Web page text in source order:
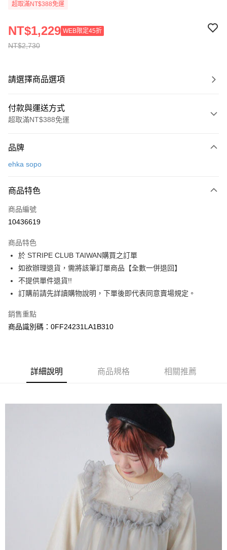
超取滿NT$388免運
NT$2,730
NT$1,229 WEB限定45折
請選擇商品選項
付款與運送方式
超取滿NT$388免運
信用卡一次付款
3 期 0 利率 每期
合作金庫商業銀行
上海商業儲蓄銀行
臺灣中小企業銀行
匯豐（台灣）商業銀行
華泰商業銀行
聯邦商業銀行
遠東國際商業銀行
元大商業銀行
玉山商業銀行
星展（台灣）商業銀行
台灣樂天信用卡公司
超商取貨付款
LINE Pay
Apple Pay
街口支付
悠遊付
大哥付你分期
相關說明
流程，驗證手機門號後，選擇欲分期的期數、繳款截止日，確認付款後即完
成交易。
消。如遇「轉專審核」未通過狀況，表示未達大哥付你分期系統評分，恕無
1.分期款項不併入電信帳單，「大哥付你分期」於每月結算日後寄送繳費提
2.透過簡訊連結打開帳單後，可選擇「超商條碼／台灣大直營門市／銀行轉
帳／街口支付／iPASS MONEY」等通路繳費。
1.本服務係由「台灣大哥大股份有限公司」（以下簡稱本公司）所提供，讓
用戶於交易時，得透過本服務購買商品或服務，並由商店將買賣／分期付款
買賣價金債權讓與本公司後，依約使用本公司帳單繳交帳款。
2.基於同意付款使用「大哥付你分期」之契約關係目的，商店將以您的個人
資料（包含姓名、電話或地址）提供予台灣大哥大進項蒐集、處理及利用，
由本公司與您本人進行分期帳單所需資料之確認、核對及更正。
https://oppay.tw/userRule
【關於「AFTEE先享後付」】
AFTEE先享後付是「在收到商品之後才付款」的支付方式。 讓您購物簡單
１．簡單：不需註冊會員、不需綁卡、不需儲值。
２．便利：只要手機號碼，簡訊認證，即可結帳。
３．安心：先確認商品／服務後，再付款。
１．於結帳方式選擇「AFTEE先享後付」後，將跳轉至「AFTEE先享後付」
結帳頁面，進行簡訊認證並確認金額後，即可完成結帳。
２．訂單成立數日內，您將收到繳費通知簡訊。
３．收到繳費通知簡訊後14天內，點擊此簡訊中的連結，可透過四大超商／
ATM／網路銀行／等多元方式進行付款，方視為交易完成。
※ 請注意：結帳手續完成當下不需立刻繳費，但若您需要取消訂單，請聯絡
購買商品的店家。未經商家同意取消之訂單仍視為有效，需透過AFTEE先享
※ 交易是否成功請以「AFTEE先享後付 」之結帳頁面顯示為準，若有關於
是否繳費成功／繳費後需取消欲退款等相關疑問，請聯繫「AFTEE先享後付
https://netprotections.freshdesk.com/support/home
ATM付款
每筆NT$60，滿NT$388(含以上)免運費
每筆NT$60，滿NT$388(含以上)免運費
每筆NT$60，滿NT$888(含以上)免運費
每筆NT$60，滿NT$888(含以上)免運費
品牌
ehka sopo
商品特色
商品編號
10436619
商品特色
於 STRIPE CLUB TAIWAN購買之訂單
如欲辦理退貨，需將該筆訂單商品【全數一併退回】
不提供單件退貨!!
訂購前請先詳讀購物說明，下單後即代表同意賣場規定。
銷售重點
商品識別碼：0FF24231LA1B310
詳細說明 商品規格 相關推薦